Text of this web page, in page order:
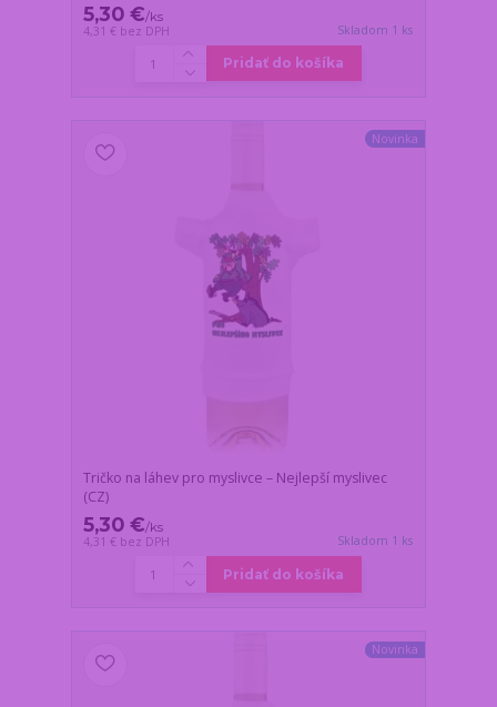
5,30 €/ks
4,31 € bez DPH Skladom 1 ks
Pridať do košíka
Novinka
Tričko na láhev pro myslivce – Nejlepší myslivec
(CZ)
5,30 €/ks
4,31 € bez DPH Skladom 1 ks
Pridať do košíka
Novinka